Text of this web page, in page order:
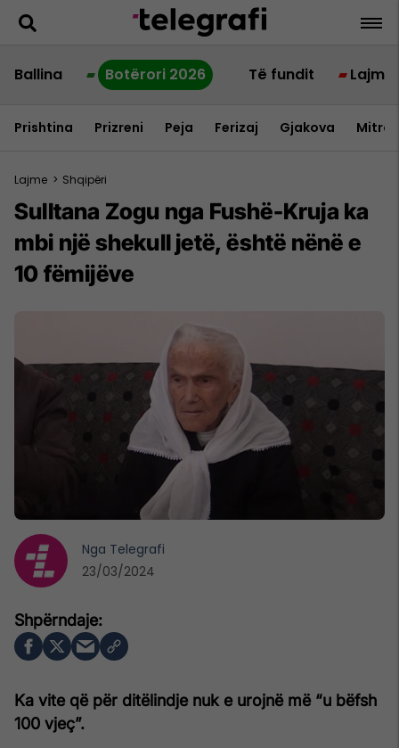
Ballina Botërori 2026 Të fundit Lajme
Prishtina Prizreni Peja Ferizaj Gjakova
Lajme > Shqipëri
Sulltana Zogu nga Fushë-Kruja ka
mbi një shekull jetë, është nënë e
10 fëmijëve
Ka vite që për ditëlindje nuk e urojnë më “u bëfsh
100 vjeç”.
Nga Telegrafi
23/03/2024